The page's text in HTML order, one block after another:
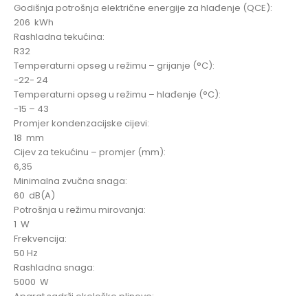
Godišnja potrošnja električne energije za hlađenje (QCE):
206 kWh
Rashladna tekućina:
R32
Temperaturni opseg u režimu – grijanje (°C):
-22- 24
Temperaturni opseg u režimu – hlađenje (°C):
-15 – 43
Promjer kondenzacijske cijevi:
18 mm
Cijev za tekućinu – promjer (mm):
6,35
Minimalna zvučna snaga:
60 dB(A)
Potrošnja u režimu mirovanja:
1 W
Frekvencija:
50 Hz
Rashladna snaga:
5000 W